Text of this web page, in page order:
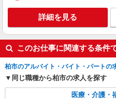
株式会社kotrio /●CB-H-1879789
＜増尾駅＞病院
時給1500円
通費全支給(ガソ
柏市内に多数
詳細を見る
このお仕事に関連する条件
柏市のアルバイト・バイト・パートの
同じ職種から柏市の求人を探す
医療・介護・